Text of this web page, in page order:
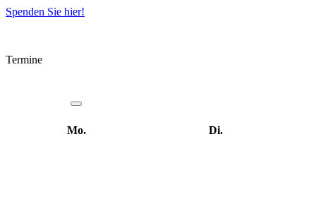
Spenden Sie hier!
Termine
Mo. Di.